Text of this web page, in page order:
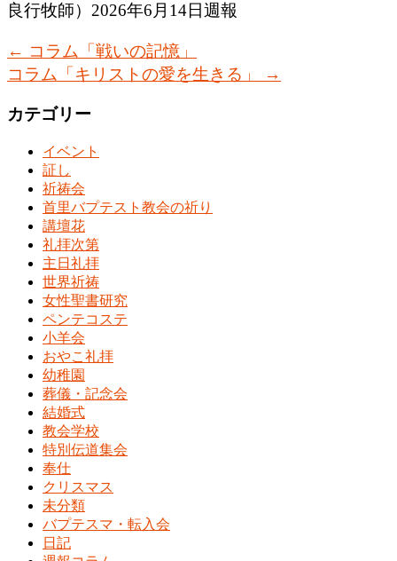
良行牧師）2026年6月14日週報
← コラム「戦いの記憶」
コラム「キリストの愛を生きる」
→
カテゴリー
イベント
証し
祈祷会
首里バプテスト教会の祈り
講壇花
礼拝次第
主日礼拝
世界祈祷
女性聖書研究
ペンテコステ
小羊会
おやこ礼拝
幼稚園
葬儀・記念会
結婚式
教会学校
特別伝道集会
奉仕
クリスマス
未分類
バプテスマ・転入会
日記